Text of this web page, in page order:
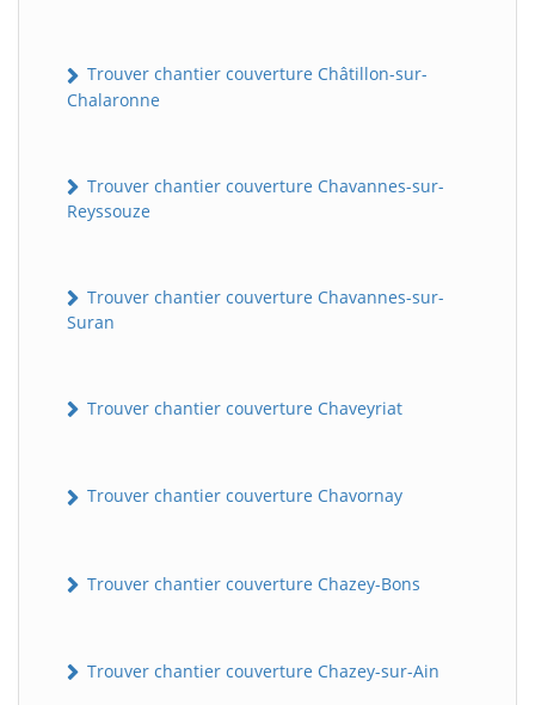
Trouver chantier couverture Châtillon-sur-
Chalaronne
Trouver chantier couverture Chavannes-sur-
Reyssouze
Trouver chantier couverture Chavannes-sur-
Suran
Trouver chantier couverture Chaveyriat
Trouver chantier couverture Chavornay
Trouver chantier couverture Chazey-Bons
Trouver chantier couverture Chazey-sur-Ain